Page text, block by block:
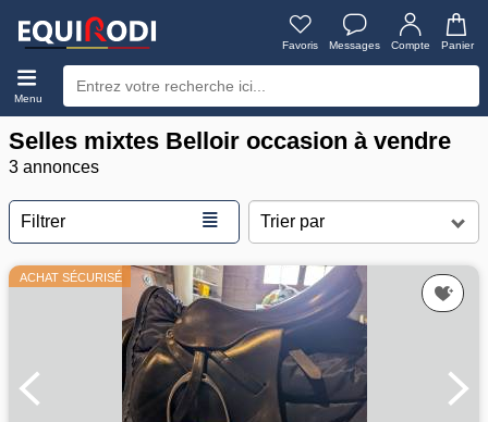
Favoris Messages Compte Panier
Menu
Selles mixtes Belloir occasion à vendre
3 annonces
Filtrer ≣
ACHAT SÉCURISÉ